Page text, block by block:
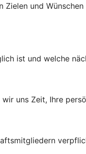
Zielen und
ist und welche
uns Zeit, Ihre